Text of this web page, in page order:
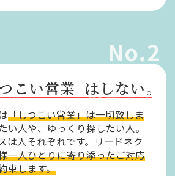
No.2
こい営業」はしない。
「しつこい営業」は一切致しま
い人や、ゆっくり探したい人。
は人それぞれです。リードネク
一人ひとりに寄り添ったご対応
束します。